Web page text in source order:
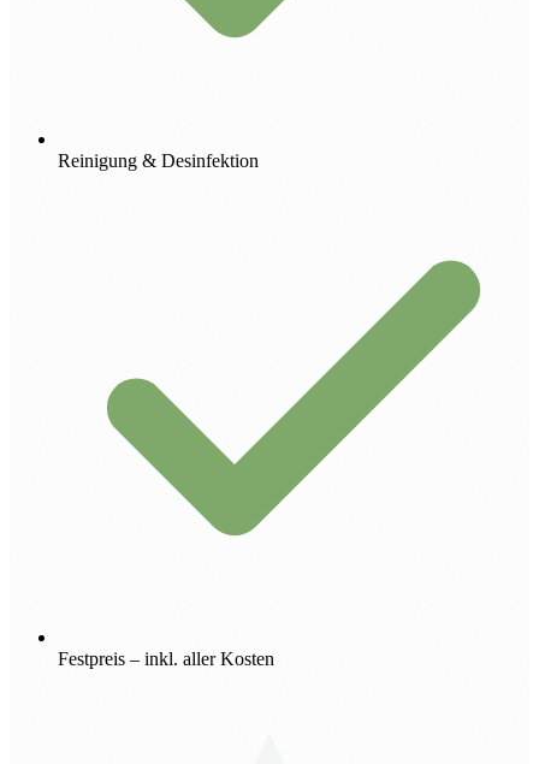
Reinigung & Desinfektion
Festpreis – inkl. aller Kosten